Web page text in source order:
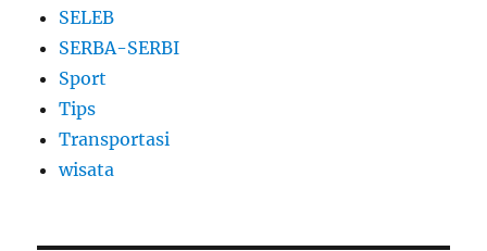
SELEB
SERBA-SERBI
Sport
Tips
Transportasi
wisata